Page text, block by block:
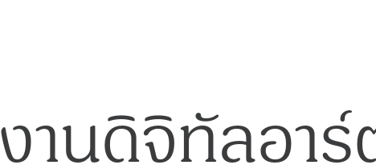
งานดิจิทัลอา